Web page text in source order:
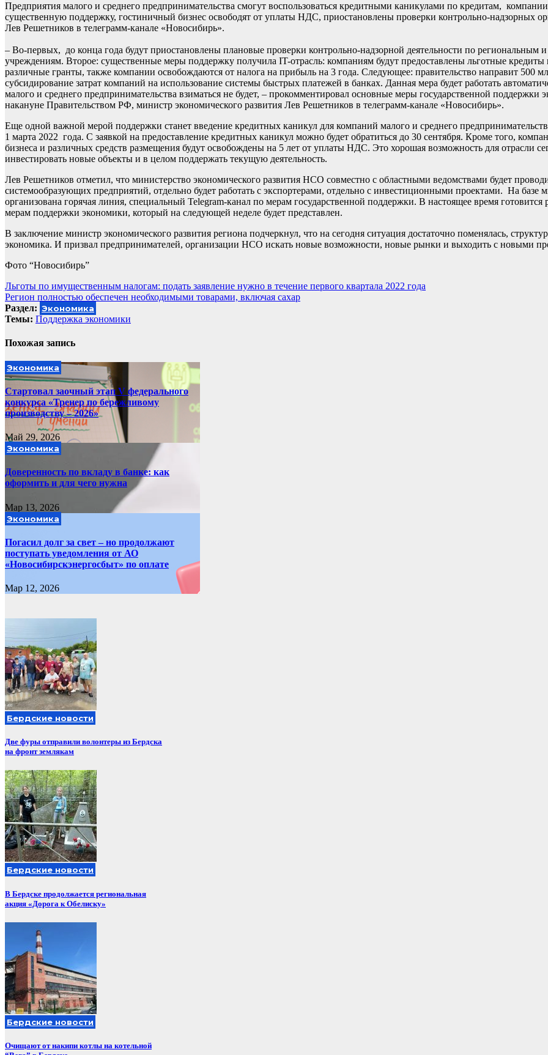
Предприятия малого и среднего предпринимательства смогут воспользоваться кредитными каникулами по кредитам,
существенную поддержку, гостиничный бизнес освободят от уплаты НДС, приостановлены проверки контрольно-надзорных
Лев Решетников в телеграмм-канале «Новосибирь».
– Во-первых, до конца года будут приостановлены плановые проверки контрольно-надзорной деятельности по региональным
учреждениям. Второе: существенные меры поддержку получила IT-отрасль: компаниям будут предоставлены льготные кредиты
различные гранты, также компании освобождаются от налога на прибыль на 3 года. Следующее: правительство направит 500
субсидирование затрат компаний на использование системы быстрых платежей в банках. Данная мера будет работать
малого и среднего предпринимательства взиматься не будет, – прокомментировал основные меры государственной поддержки
накануне Правительством РФ, министр экономического развития Лев Решетников в телеграмм-канале «Новосибирь».
Еще одной важной мерой поддержки станет введение кредитных каникул для компаний малого и среднего
1 марта 2022 года. С заявкой на предоставление кредитных каникул можно будет обратиться до 30 сентября. Кроме того,
бизнеса и различных средств размещения будут освобождены на 5 лет от уплаты НДС. Это хорошая возможность для отрасли
инвестировать новые объекты и в целом поддержать текущую деятельность.
Лев Решетников отметил, что министерство экономического развития НСО совместно с областными ведомствами будет
системообразующих предприятий, отдельно будет работать с экспортерами, отдельно с инвестиционными проектами. На базе
организована горячая линия, специальный Telegram-канал по мерам государственной поддержки. В настоящее время
мерам поддержки экономики, который на следующей неделе будет представлен.
В заключение министр экономического развития региона подчеркнул, что на сегодня ситуация достаточно поменялась,
экономика. И призвал предпринимателей, организации НСО искать новые возможности, новые рынки и выходить с новыми
Фото “Новосибирь”
Навигация
по
записям
Льготы по имущественным налогам: подать заявление нужно в течение первого квартала 2022 года
Регион полностью обеспечен необходимыми товарами, включая сахар
Раздел: Экономика
Темы: Поддержка экономики
Похожая запись
Экономика
Стартовал заочный этап V федерального
конкурса «Тренер по бережливому
производству – 2026»
Май 29, 2026
Экономика
Доверенность по вкладу в банке: как
оформить и для чего нужна
Мар 13, 2026
Экономика
Погасил долг за свет – но продолжают
поступать уведомления от АО
«Новосибирскэнергосбыт» по оплате
Мар 12, 2026
Бердские новости
Две фуры отправили волонтеры из Бердска
на фронт землякам
Бердские новости
В Бердске продолжается региональная
акция «Дорога к Обелиску»
Бердские новости
Очищают от накипи котлы на котельной